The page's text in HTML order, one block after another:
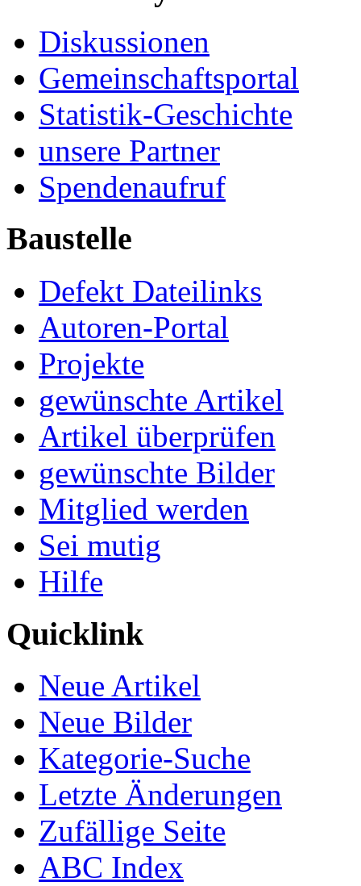
Diskussionen
Gemeinschaftsportal
Statistik-Geschichte
unsere Partner
Spendenaufruf
Baustelle
Defekt Dateilinks
Autoren-Portal
Projekte
gewünschte Artikel
Artikel überprüfen
gewünschte Bilder
Mitglied werden
Sei mutig
Hilfe
Quicklink
Neue Artikel
Neue Bilder
Kategorie-Suche
Letzte Änderungen
Zufällige Seite
ABC Index